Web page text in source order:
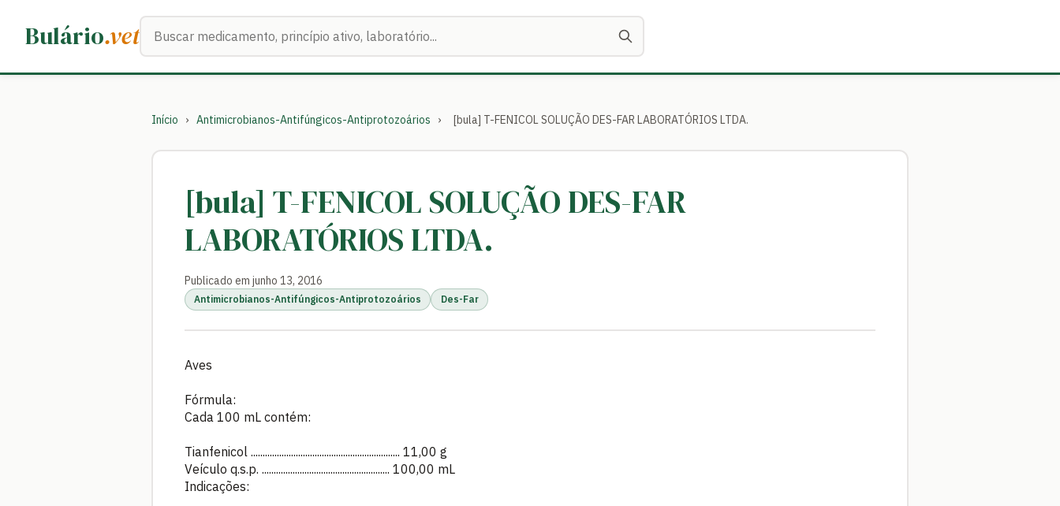
Bulário.vetBuscar medicamentos
Início › Antimicrobianos-Antifúngicos-Antiprotozoários › [bula] T-FENICOL SOLUÇÃO DES-FAR LABORATÓRIOS LTDA.
[bula] T-FENICOL SOLUÇÃO DES-FAR
LABORATÓRIOS LTDA.
Publicado em junho 13, 2016
Antimicrobianos-Antifúngicos-Antiprotozoários Des-Far
Aves
Fórmula:
Cada 100 mL contém:
Tianfenicol ............................................................... 11,00 g
Veículo q.s.p. ...................................................... 100,00 mL
Indicações: